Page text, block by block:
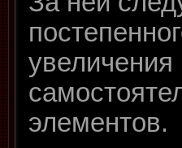
увеличения
элементов.